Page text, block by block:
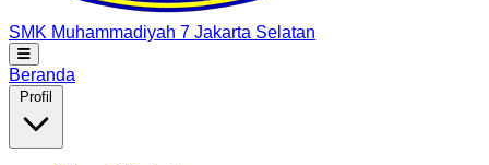
SMK Muhammadiyah 7 Jakarta Selatan
Beranda